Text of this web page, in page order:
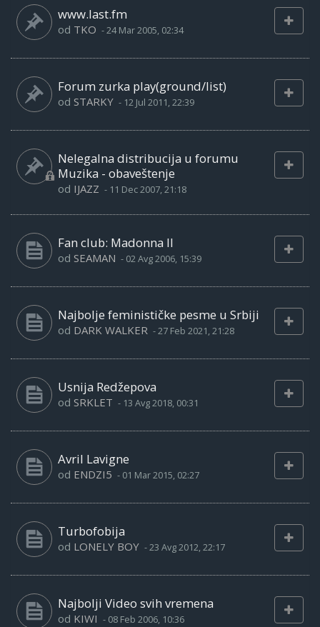
www.last.fm
od TKO -24 Mar 2005, 02:34
Forum zurka play(ground/list)
od STARKY - 12 Jul 2011, 22:39
Nelegalna distribucija u forumu
Muzika - obaveštenje
od IJAZZ - 11 Dec 2007, 21:18
Fan club: Madonna II
od SEAMAN - 02 Avg 2006, 15:39
Najbolje feminističke pesme u Srbiji
od DARK WALKER -27 Feb 2021, 21:28
Usnija Redžepova
od SRKLET - 13 Avg 2018, 00:31
Avril Lavigne
od ENDZI5 - 01 Mar 2015, 02:27
Turbofobija
od LONELY BOY -23 Avg 2012, 22:17
Najbolji Video svih vremena
od KIWI - 08 Feb 2006, 10:36